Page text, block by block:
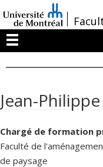
au
contenu
/
Menu
Jean-
Chargé de formation
Faculté de
de paysage